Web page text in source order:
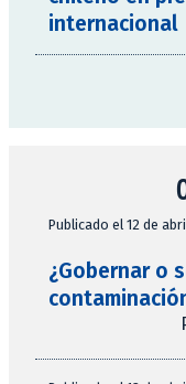
internacional
Publicado el 12 de
¿Gobernar o